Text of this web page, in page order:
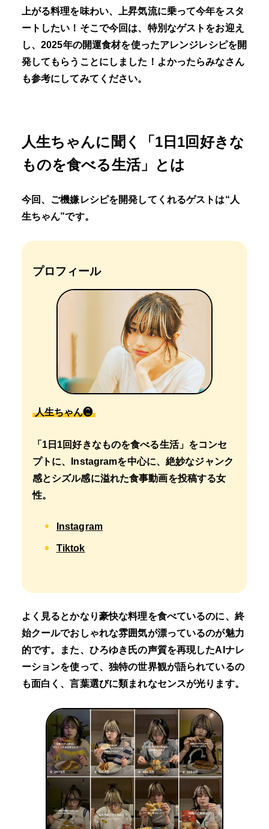
上がる料理を味わい、上昇気流に乗って今年をスタ
ートしたい！そこで今回は、特別なゲストをお迎え
し、2025年の開運食材を使ったアレンジレシピを開
発してもらうことにしました！よかったらみなさん
も参考にしてみてください。
人生ちゃんに聞く「1日1回好きな
ものを食べる生活」とは
今回、ご機嫌レシピを開発してくれるゲストは“人
生ちゃん”です。
プロフィール
人生ちゃん❷
「1日1回好きなものを食べる生活」をコンセ
プトに、Instagramを中心に、絶妙なジャンク
感とシズル感に溢れた食事動画を投稿する女
性。
Instagram
Tiktok
よく見るとかなり豪快な料理を食べているのに、終
始クールでおしゃれな雰囲気が漂っているのが魅力
的です。また、ひろゆき氏の声質を再現したAIナレ
ーションを使って、独特の世界観が語られているの
も面白く、言葉選びに類まれなセンスが光ります。